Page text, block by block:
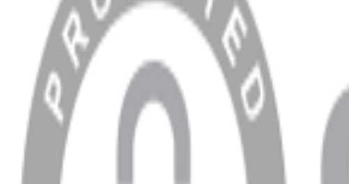
MÜŞTERİ HİZMETLERİ
Hesabım
Sipariş Sorgulama
Banka Hesap Bilgileri
YARDIM VE DESTEK
Ödeme ve Teslimat Şartları
Garanti ve İade Şartları